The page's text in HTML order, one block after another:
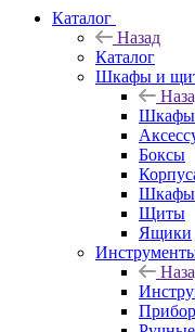
Каталог
Назад
Каталог
Шкафы и
Боксы
Шкафы
Щиты
Ящики